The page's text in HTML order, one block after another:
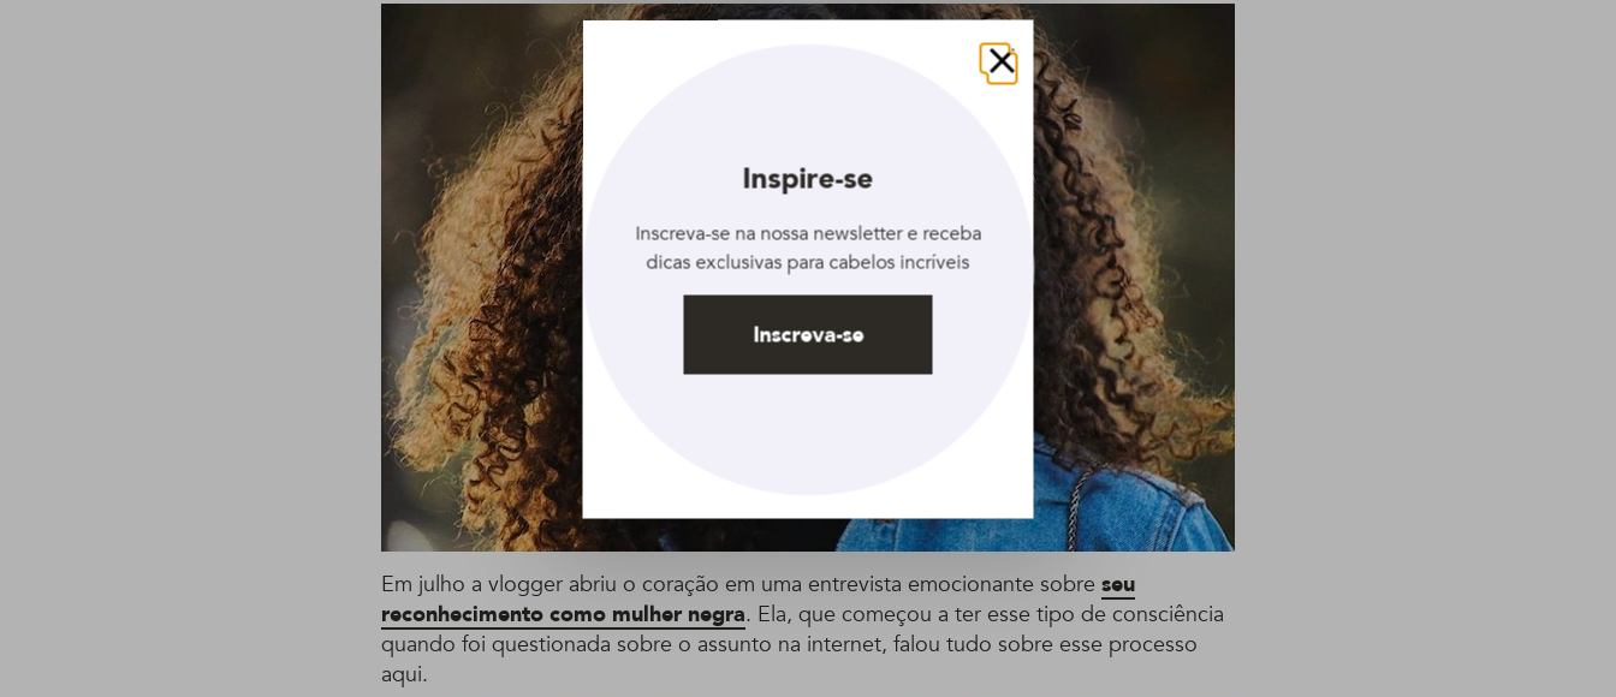
Em julho a vlogger abriu o coração em uma entrevista emocionante sobre seu
reconhecimento como mulher negra. Ela, que começou a ter esse tipo de consciência
quando foi questionada sobre o assunto na internet, falou tudo sobre esse processo
aqui.
Fechar
Inspire-se
Inscreva-se na nossa newsletter e receba
dicas exclusivas para cabelos incríveis
Inscreva-se